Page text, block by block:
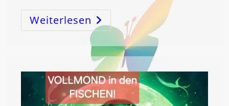
Weiterlesen ZWILLINGE
VOLLMOND!